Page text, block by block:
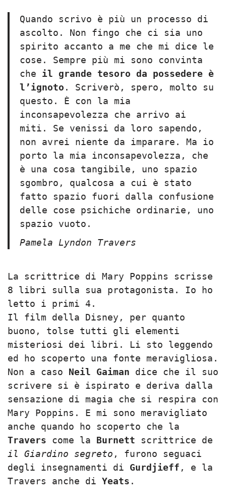
Quando scrivo è più un processo di
ascolto. Non fingo che ci sia uno
spirito accanto a me che mi dice le
cose. Sempre più mi sono convinta
che il grande tesoro da possedere è
l’ignoto . Scriverò, spero, molto su
questo. È con la mia
inconsapevolezza che arrivo ai
miti. Se venissi da loro sapendo,
non avrei niente da imparare. Ma io
porto la mia inconsapevolezza, che
è una cosa tangibile, uno spazio
sgombro, qualcosa a cui è stato
fatto spazio fuori dalla confusione
delle cose psichiche ordinarie, uno
spazio vuoto.
Pamela Lyndon Travers
La scrittrice di Mary Poppins scrisse
8 libri sulla sua protagonista. Io ho
letto i primi 4.
Il film della Disney, per quanto
buono, tolse tutti gli elementi
misteriosi dei libri. Li sto leggendo
ed ho scoperto una fonte meravigliosa.
Non a caso Neil Gaiman dice che il suo
scrivere si è ispirato e deriva dalla
sensazione di magia che si respira con
Mary Poppins. E mi sono meravigliato
anche quando ho scoperto che la
Travers come la Burnett scrittrice de
il Giardino segreto , furono seguaci
degli insegnamenti di Gurdjieff , e la
Travers anche di Yeats .